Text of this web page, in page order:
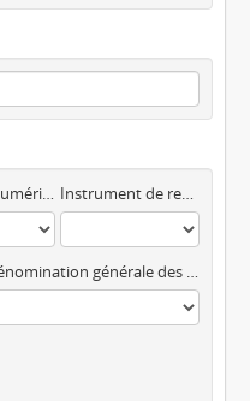
Document numérique disponible Instrument de recherche
Dénomination générale des documents